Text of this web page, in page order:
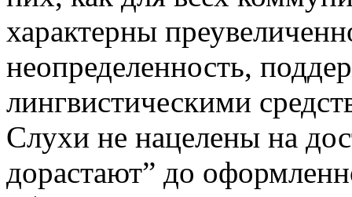
характерны
неопределенность,
лингвистическими
Слухи не нацелены на
дорастают” до